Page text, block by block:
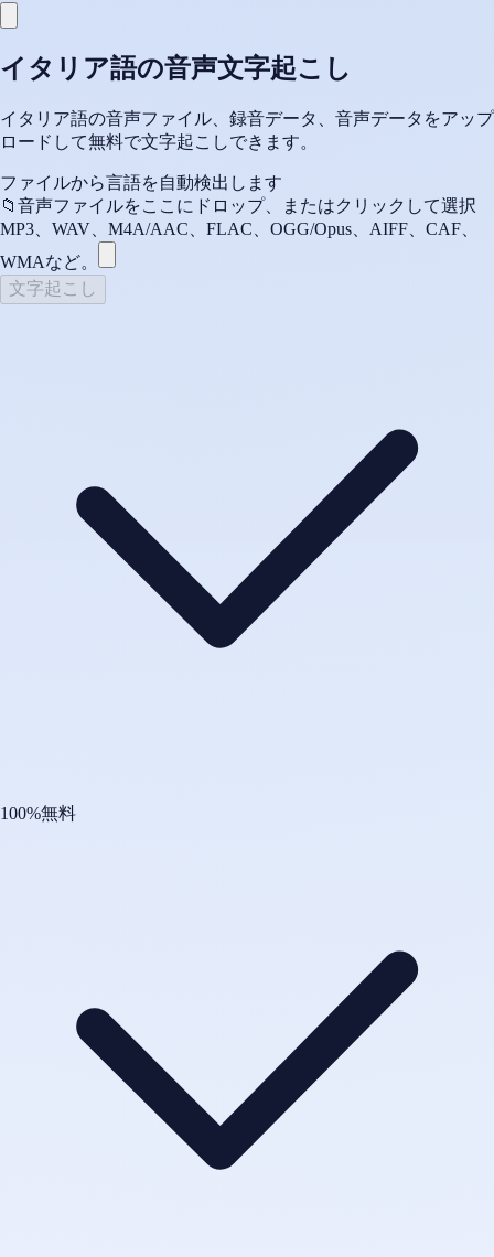
イタリア語の音声文字起こし
イタリア語の音声ファイル、録音データ、音声データをアップ
ロードして無料で文字起こしできます。
ファイルから言語を自動検出します
📁 音声ファイルをここにドロップ、またはクリックして選択
MP3、WAV、M4A/AAC、FLAC、OGG/Opus、AIFF、CAF、
WMAなど。
文字起こし
100%無料